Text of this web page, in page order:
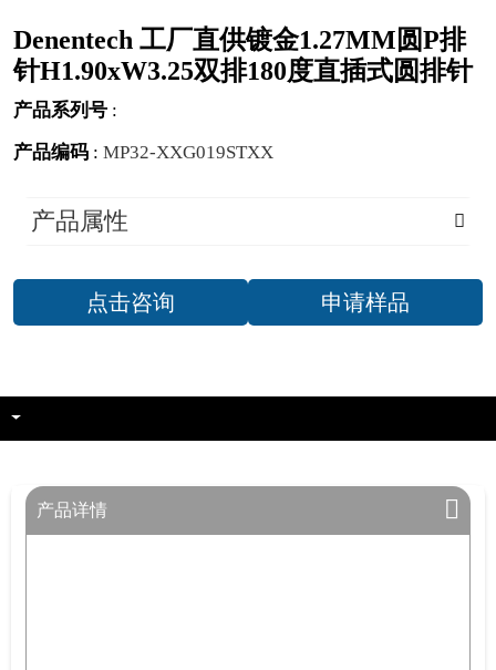
Denentech 工厂直供镀金1.27MM圆P排
针H1.90xW3.25双排180度直插式圆排针
产品系列号 :
产品编码 : MP32-XXG019STXX
产品属性
点击咨询 申请样品
产品详情